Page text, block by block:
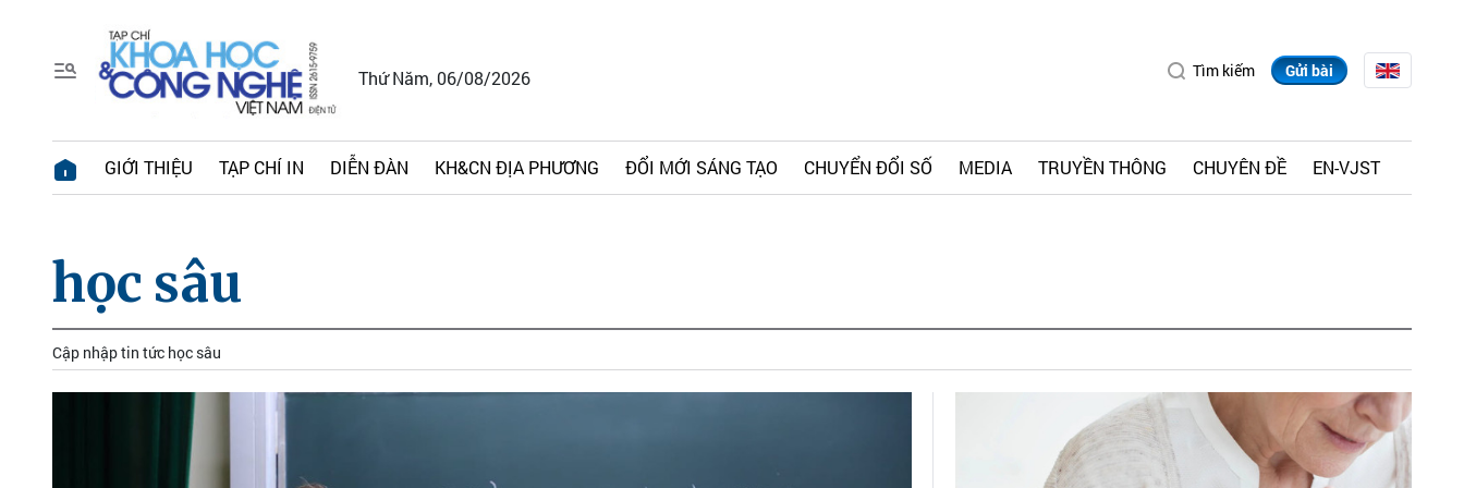
Thứ Năm, 06/08/2026 Tìm kiếm Gửi bài
GIỚI THIỆU TẠP CHÍ IN DIỄN ĐÀN KH&CN ĐỊA PHƯƠNG ĐỔI MỚI SÁNG TẠO CHUYỂN ĐỔI SỐ MEDIA TRUYỀN THÔNG CHUYÊN ĐỀ EN-VJST
học sâu
Cập nhập tin tức học sâu